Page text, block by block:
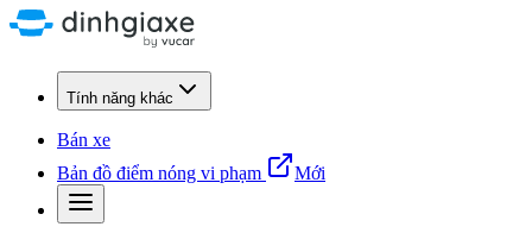
Tính năng khác
Bán xe
Bản đồ điểm nóng vi phạm
Mới